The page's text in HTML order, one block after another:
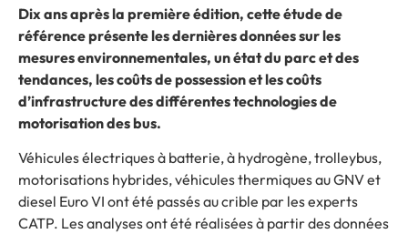
Dix ans après la première édition, cette étude de
référence présente les dernières données sur les
mesures environnementales, un état du parc et des
tendances, les coûts de possession et les coûts
d’infrastructure des différentes technologies de
motorisation des bus.
Véhicules électriques à batterie, à hydrogène, trolleybus,
motorisations hybrides, véhicules thermiques au GNV et
diesel Euro VI ont été passés au crible par les experts
CATP. Les analyses ont été réalisées à partir des données